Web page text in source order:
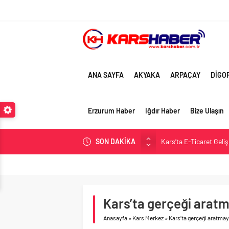
ANA SAYFA AKYAKA ARPAÇAY
Erzurum Haber Iğdır Haber Bize Ulaşın
SON DAKİKA
Kars’ta E-Ticaret
Kars Halkı Yeni Parti
Kağızman Köyleri ve
Kars’ta gerçeği
Anasayfa » Kars Merkez » Kars’ta gerçeği